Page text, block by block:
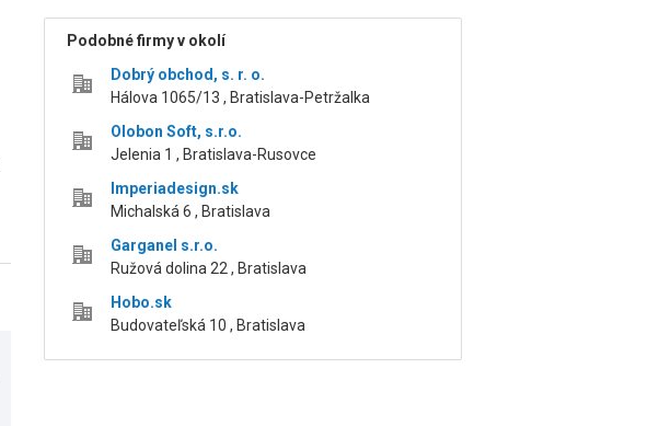
Podobné firmy v okolí
Dobrý obchod, s. r. o.
Hálova 1065/13 , Bratislava-Petržalka
Olobon Soft, s.r.o.
Jelenia 1 , Bratislava-Rusovce
Imperiadesign.sk
Michalská 6 , Bratislava
Garganel s.r.o.
Ružová dolina 22 , Bratislava
Hobo.sk
Budovateľská 10 , Bratislava